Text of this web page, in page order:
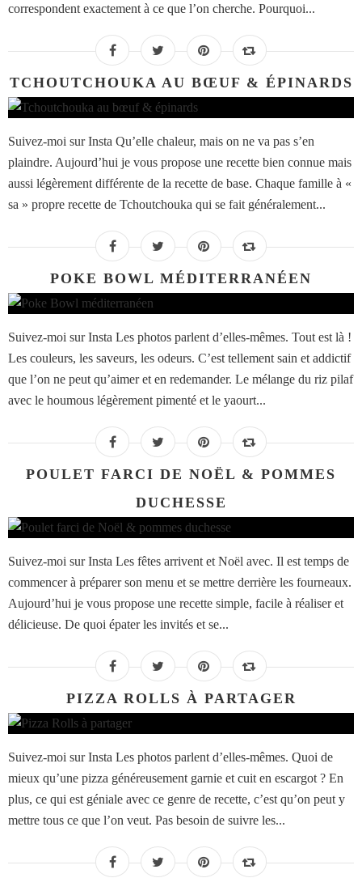
correspondent exactement à ce que l’on cherche. Pourquoi...
TCHOUTCHOUKA AU BŒUF & ÉPINARDS
Suivez-moi sur Insta Qu’elle chaleur, mais on ne va pas s’en
plaindre. Aujourd’hui je vous propose une recette bien connue mais
aussi légèrement différente de la recette de base. Chaque famille à «
sa » propre recette de Tchoutchouka qui se fait généralement...
POKE BOWL MÉDITERRANÉEN
Suivez-moi sur Insta Les photos parlent d’elles-mêmes. Tout est là !
Les couleurs, les saveurs, les odeurs. C’est tellement sain et addictif
que l’on ne peut qu’aimer et en redemander. Le mélange du riz pilaf
avec le houmous légèrement pimenté et le yaourt...
POULET FARCI DE NOËL & POMMES
DUCHESSE
Suivez-moi sur Insta Les fêtes arrivent et Noël avec. Il est temps de
commencer à préparer son menu et se mettre derrière les fourneaux.
Aujourd’hui je vous propose une recette simple, facile à réaliser et
délicieuse. De quoi épater les invités et se...
PIZZA ROLLS À PARTAGER
Suivez-moi sur Insta Les photos parlent d’elles-mêmes. Quoi de
mieux qu’une pizza généreusement garnie et cuit en escargot ? En
plus, ce qui est géniale avec ce genre de recette, c’est qu’on peut y
mettre tous ce que l’on veut. Pas besoin de suivre les...